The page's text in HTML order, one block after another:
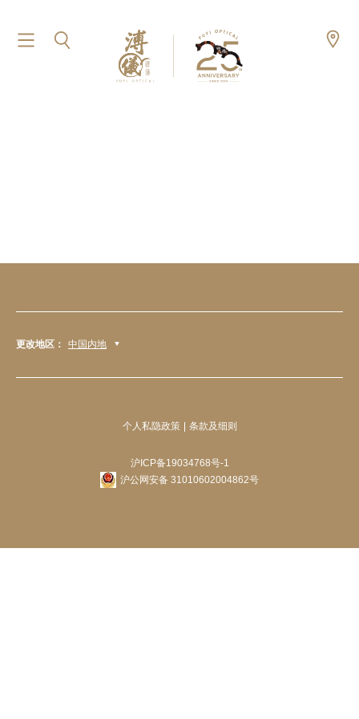
更改地区： 中国内地
个人私隐政策 条款及细则
沪ICP备19034768号-1
沪公网安备 31010602004862号